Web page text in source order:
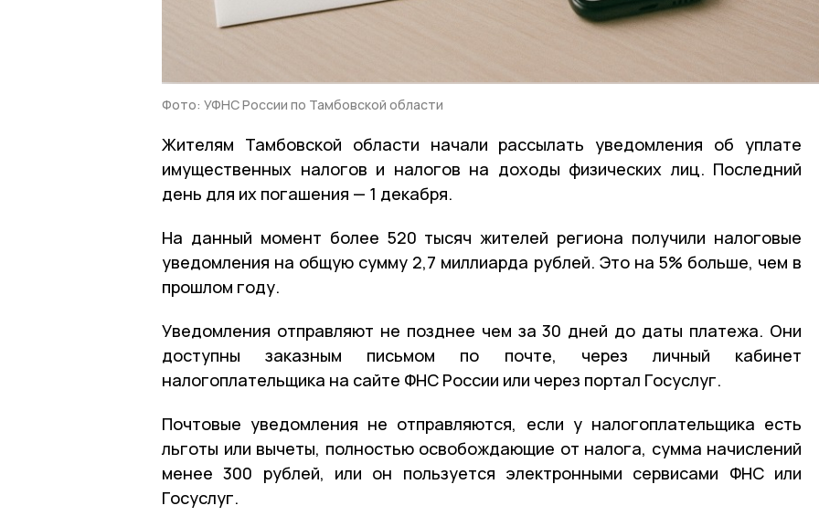
Фото: УФНС России по Тамбовской области
Жителям Тамбовской области начали рассылать уведомления об уплате
имущественных налогов и налогов на доходы физических лиц. Последний
день для их погашения — 1 декабря.
На данный момент более 520 тысяч жителей региона получили налоговые
уведомления на общую сумму 2,7 миллиарда рублей. Это на 5% больше, чем в
прошлом году.
Уведомления отправляют не позднее чем за 30 дней до даты платежа. Они
доступны заказным письмом по почте, через личный кабинет
налогоплательщика на сайте ФНС России или через портал Госуслуг.
Почтовые уведомления не отправляются, если у налогоплательщика есть
льготы или вычеты, полностью освобождающие от налога, сумма начислений
менее 300 рублей, или он пользуется электронными сервисами ФНС или
Госуслуг.